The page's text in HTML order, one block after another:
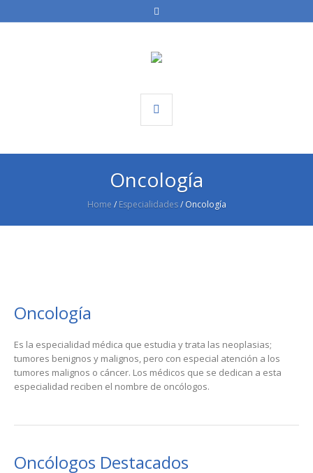
Oncología
Home / Especialidades / Oncología
Oncología
Es la especialidad médica que estudia y trata las neoplasias;
tumores benignos y malignos, pero con especial atención a los
tumores malignos o cáncer. Los médicos que se dedican a esta
especialidad reciben el nombre de oncólogos.
Oncólogos Destacados